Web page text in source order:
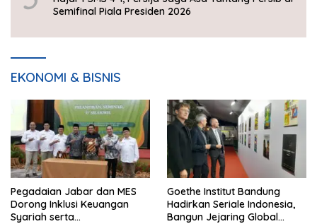
Semifinal Piala Presiden 2026
EKONOMI & BISNIS
Pegadaian Jabar dan MES
Dorong Inklusi Keuangan
Syariah serta
Goethe Institut Bandung
Hadirkan Seriale Indonesia,
Bangun Jejaring Global